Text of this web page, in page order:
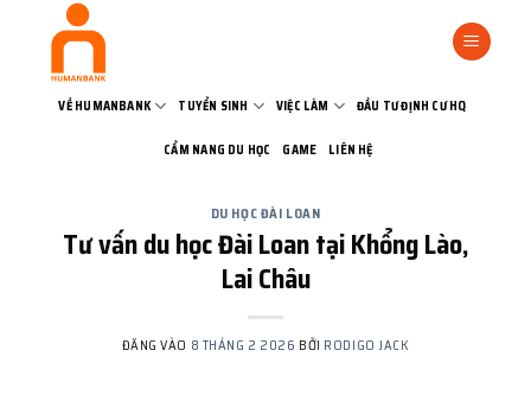
VỀ HUMANBANK TUYỂN SINH VIỆC LÀM ĐẦU TƯ ĐỊNH CƯ HQ
CẨM NANG DU HỌC GAME LIÊN HỆ
DU HỌC ĐÀI LOAN
Tư vấn du học Đài Loan tại Khổng Lào,
Lai Châu
ĐĂNG VÀO 8 THÁNG 2 2026 BỞI RODIGO JACK